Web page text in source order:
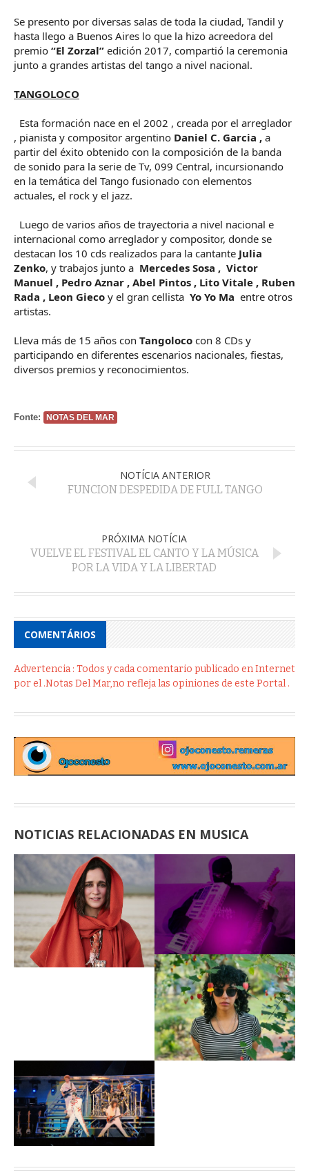
Se presento por diversas salas de toda la ciudad, Tandil y
hasta llego a Buenos Aires lo que la hizo acreedora del
premio “El Zorzal” edición 2017, compartió la ceremonia
junto a grandes artistas del tango a nivel nacional.
TANGOLOCO
Esta formación nace en el 2002 , creada por el arreglador
, pianista y compositor argentino Daniel C. Garcia , a
partir del éxito obtenido con la composición de la banda
de sonido para la serie de Tv, 099 Central, incursionando
en la temática del Tango fusionado con elementos
actuales, el rock y el jazz.
Luego de varios años de trayectoria a nivel nacional e
internacional como arreglador y compositor, donde se
destacan los 10 cds realizados para la cantante Julia
Zenko, y trabajos junto a Mercedes Sosa , Victor
Manuel , Pedro Aznar , Abel Pintos , Lito Vitale , Ruben
Rada , Leon Gieco y el gran cellista Yo Yo Ma entre otros
artistas.
Lleva más de 15 años con Tangoloco con 8 CDs y
participando en diferentes escenarios nacionales, fiestas,
diversos premios y reconocimientos.
Fonte: NOTAS DEL MAR
NOTÍCIA ANTERIOR
FUNCION DESPEDIDA DE FULL TANGO
PRÓXIMA NOTÍCIA
VUELVE EL FESTIVAL EL CANTO Y LA MÚSICA
POR LA VIDA Y LA LIBERTAD
COMENTÁRIOS
Advertencia : Todos y cada comentario publicado en Internet
por el .Notas Del Mar,no refleja las opiniones de este Portal .
NOTICIAS RELACIONADAS EN MUSICA